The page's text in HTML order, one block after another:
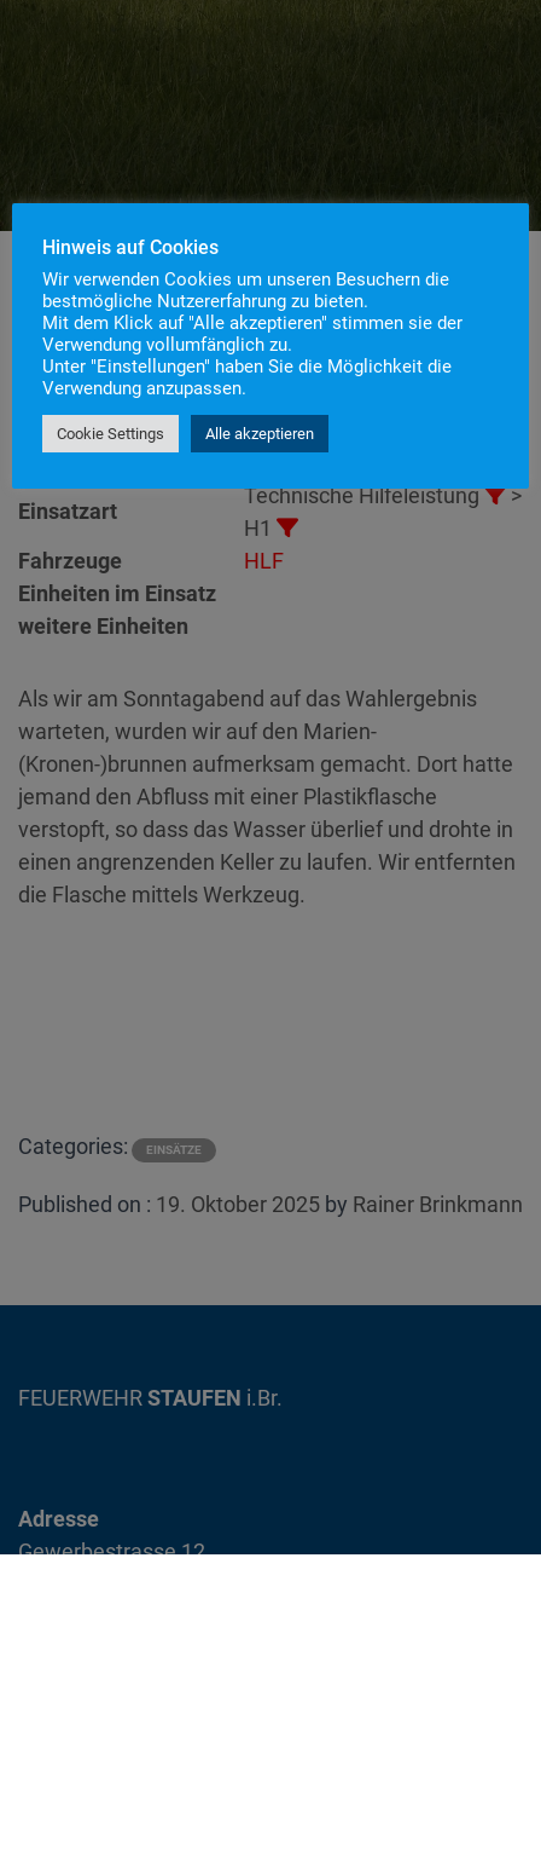
Einsatznummer
63
Einsatzstichwort
H1 – Sonstiges
Einsatzort
Alarmierungszeitpunkt19. Oktober 2025 19:01
Einsatzart
Technische Hilfeleistung
>
H1
Fahrzeuge
HLF
Einheiten im Einsatz
weitere Einheiten
Als wir am Sonntagabend auf das Wahlergebnis
warteten, wurden wir auf den Marien-
(Kronen-)brunnen aufmerksam gemacht. Dort hatte
jemand den Abfluss mit einer Plastikflasche
verstopft, so dass das Wasser überlief und drohte in
einen angrenzenden Keller zu laufen. Wir entfernten
die Flasche mittels Werkzeug.
Categories: EINSÄTZE
Published on : Posted
19. Oktober 2025 by Rainer Brinkmann
FEUERWEHR STAUFEN i.Br.
Adresse
Gewerbestrasse 12
Hinweis auf Cookies
Wir verwenden Cookies um unseren Besuchern die
bestmögliche Nutzererfahrung zu bieten.
Mit dem Klick auf "Alle akzeptieren" stimmen sie der
Verwendung vollumfänglich zu.
Unter "Einstellungen" haben Sie die Möglichkeit die
Verwendung anzupassen.
Cookie Settings Alle akzeptieren